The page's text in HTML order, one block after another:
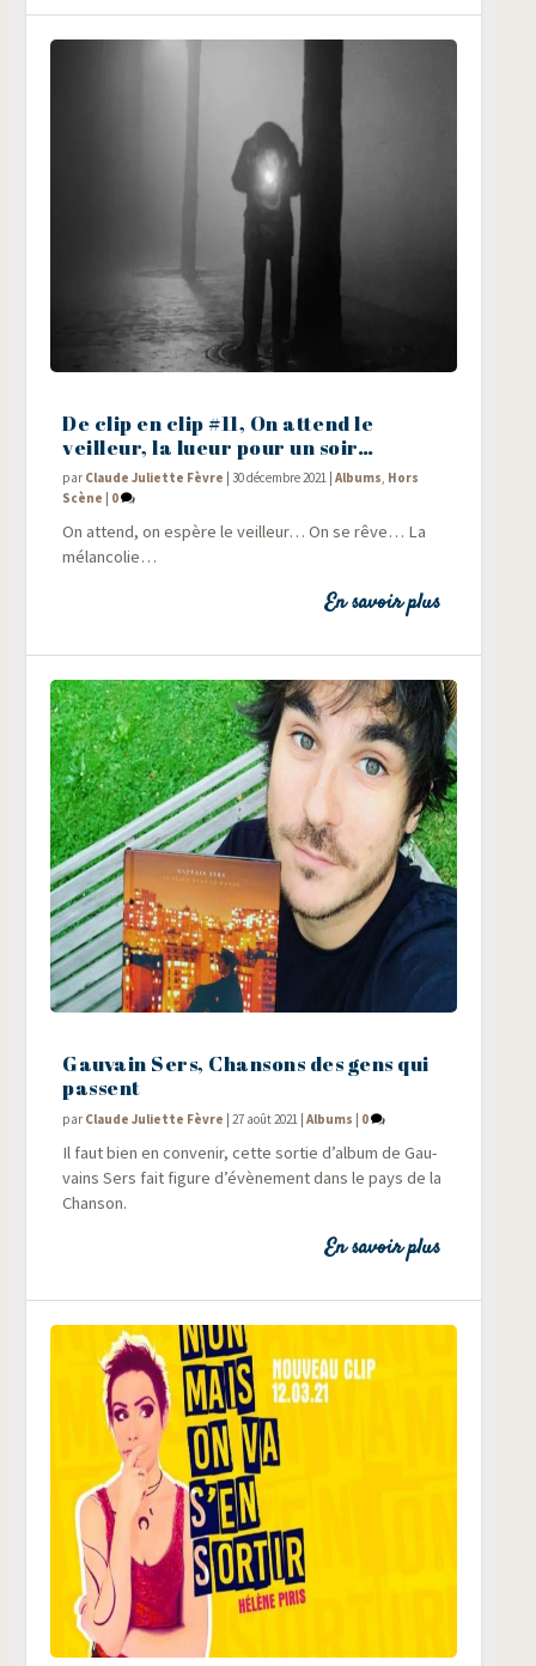
De clip en clip #11, On attend le
veilleur, la lueur pour un soir…
par Claude Juliette Fèvre |30 décembre 2021 |Albums, Hors
Scène
0
On attend, on espère le veilleur… On se rêve… La
mélancolie…
En savoir plus
Gauvain Sers, Chansons des gens qui
passent
par Claude Juliette Fèvre |27 août 2021 |Albums | 0
Il faut bien en conve­nir, cette sor­tie d’album de Gau­
vains Sers fait figure d’évènement dans le pays de la
Chanson.
En savoir plus